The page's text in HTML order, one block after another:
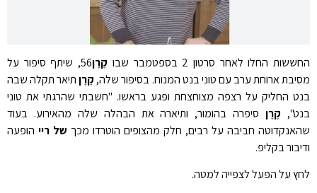
החששות החלו לאחר סרטון 2 בספטמבר שבו קֶרֶן
56, שיתף סיפור על
מסיבת ארוחת ערב עם טוני בנט המנוח. בסיפור שלה, קֶרֶןתיאר תקלה שבה
בנט החליק על רצפה מצוחצחת ופגע בראשו. "חשבתי שהרגתי את טוני
בנט", קֶרֶןסיפרה בהומור, ותיארה את הבהלה שלה מהאירוע. בעוד
שהאנקדוטה חביבה על רבים, חלק מהצופים הוטרדו מכך של ריי הופעה
ודיבור בקליפ.
לחץ על הפעל לצפייה למטה.